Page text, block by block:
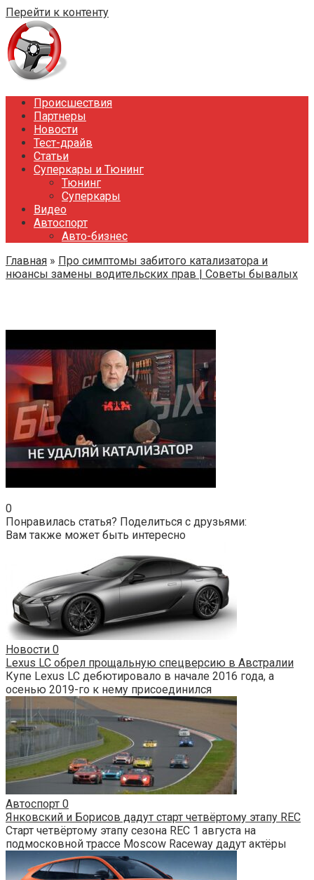
Перейти к контенту
Происшествия
Партнеры
Новости
Тест-драйв
Статьи
Суперкары и Тюнинг
Тюнинг
Суперкары
Видео
Автоспорт
Авто-бизнес
Главная » Про симптомы забитого катализатора и
нюансы замены водительских прав | Советы бывалых
0
Понравилась статья? Поделиться с друзьями:
Вам также может быть интересно
Новости 0
Lexus LC обрел прощальную спецверсию в Австралии
Купе Lexus LC дебютировало в начале 2016 года, а
осенью 2019-го к нему присоединился
Автоспорт 0
Янковский и Борисов дадут старт четвёртому этапу REC
Старт четвёртому этапу сезона REC 1 августа на
подмосковной трассе Moscow Raceway дадут актёры